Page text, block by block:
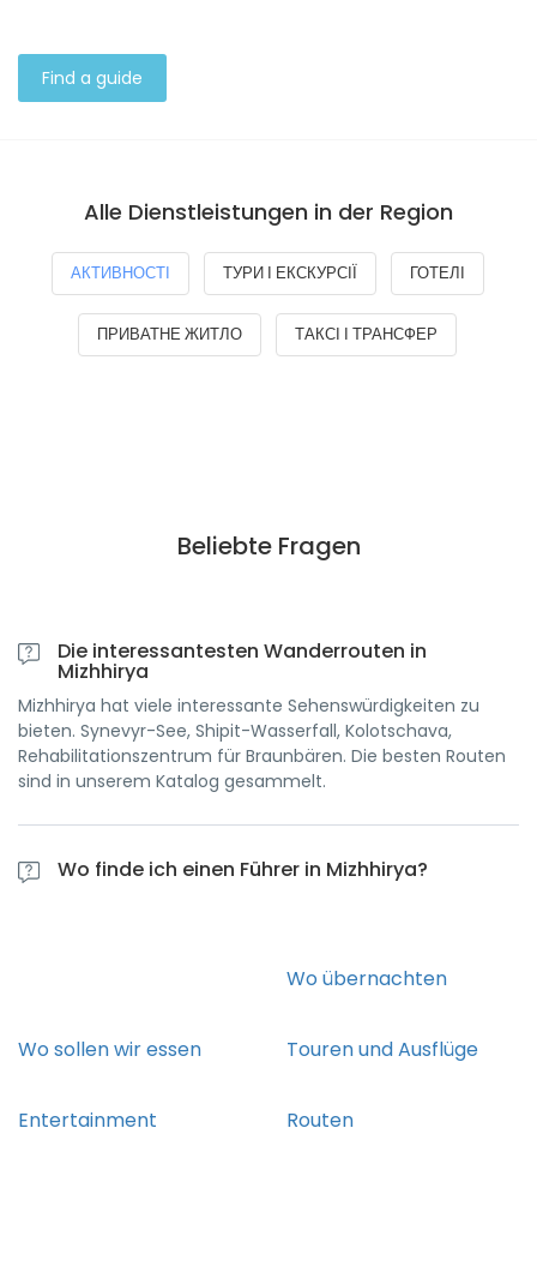
Find a guide
Alle Dienstleistungen in der Region
АКТИВНОСТІ ТУРИ І ЕКСКУРСІЇ ГОТЕЛІ
ПРИВАТНЕ ЖИТЛО ТАКСІ І ТРАНСФЕР
Beliebte Fragen
Die interessantesten Wanderrouten in
Mizhhirya
Mizhhirya hat viele interessante Sehenswürdigkeiten zu
bieten. Synevyr-See, Shipit-Wasserfall, Kolotschava,
Rehabilitationszentrum für Braunbären. Die besten Routen
sind in unserem Katalog gesammelt.
Wo finde ich einen Führer in Mizhhirya?
Wo übernachten
Wo sollen wir essen Touren und Ausflüge
Entertainment Routen